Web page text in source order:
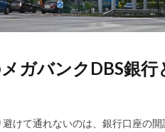
ガバンクDBS銀
けて通れないのは、銀行口座の